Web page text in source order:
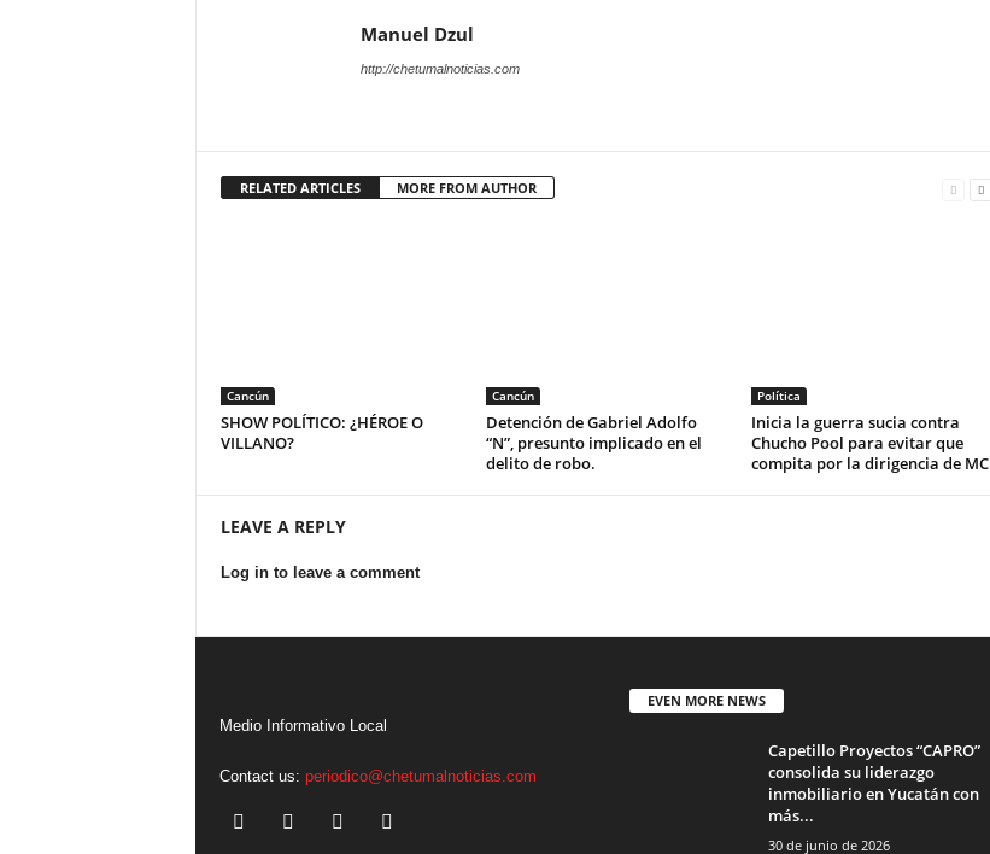
Manuel Dzul
http://chetumalnoticias.com
RELATED ARTICLES MORE FROM AUTHOR
Cancún
SHOW POLÍTICO: ¿HÉROE O
VILLANO?
Cancún
Detención de Gabriel Adolfo
“N”, presunto implicado en el
delito de robo.
Política
Inicia la guerra sucia contra
Chucho Pool para evitar que
compita por la dirigencia de MC
LEAVE A REPLY
Log in to leave a comment
Medio Informativo Local
Contact us: periodico@chetumalnoticias.com
EVEN MORE NEWS
Capetillo Proyectos “CAPRO”
consolida su liderazgo
inmobiliario en Yucatán con
más...
30 de junio de 2026